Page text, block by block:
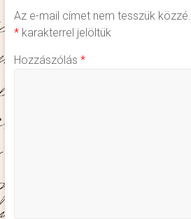
Az e-mail címet nem tesszük közzé.
*karakterrel jelöltük
Hozzászólás *